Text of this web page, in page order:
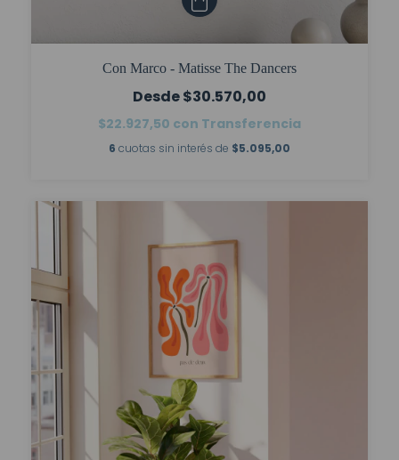
Con Marco - Matisse The Dancers
$30.570,00
$22.927,50 con Transferencia
6 cuotas sin interés de $5.095,00